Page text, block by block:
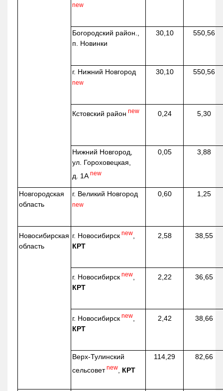
new
Богородский район.,
п. Новинки
30,10 550,56
г. Нижний Новгород
new
30,10 550,56
Кстовский район new 0,24 5,30
Нижний Новгород,
ул. Гороховецкая,
д. 1А new
0,05 3,88
Новгородская
область
г. Великий Новгород
new
0,60 1,25
Новосибирская
область
г. Новосибирск new
КРТ
2,58 38,55
г. Новосибирск new
КРТ
2,22 36,65
г. Новосибирск new
КРТ
2,42 38,66
Верх-Тулинский
сельсовет new КРТ
114,29 82,66